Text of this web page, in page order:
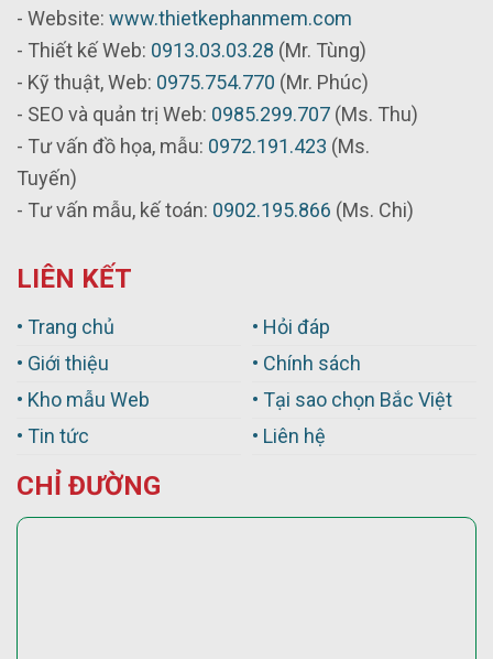
- Website: www.thietkephanmem.com
- Thiết kế Web: 0913.03.03.28 (Mr. Tùng)
- Kỹ thuật, Web: 0975.754.770 (Mr. Phúc)
- SEO và quản trị Web: 0985.299.707 (Ms. Thu)
- Tư vấn đồ họa, mẫu: 0972.191.423 (Ms.
Tuyến)
- Tư vấn mẫu, kế toán: 0902.195.866 (Ms. Chi)
LIÊN KẾT
• Trang chủ
• Giới thiệu
• Kho mẫu Web
• Tin tức
• Hỏi đáp
• Chính sách
• Tại sao chọn Bắc Việt
• Liên hệ
CHỈ ĐƯỜNG